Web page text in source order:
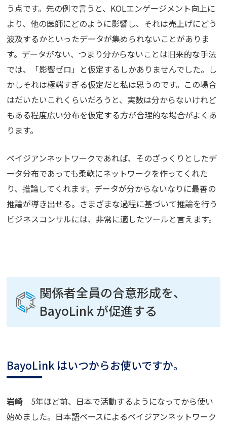
う点です。先の例で言うと、 KOLエンゲージメント向上に
より、他の医師にどのように影響し、それは売上げにどう
波及するかといったデータが集められないことがありま
す。データがない、つまり分からないことは旧来的な手法
では、「影響ゼロ」と仮定するしかありませんでした。し
かしそれは極端すぎる仮定だと私は思うのです。この場合
はだいたいこれくらいだろうと、実数は分からないけれど
もある程度広い分布を仮定する方が合理的な場合がよくあ
ります。
ベイジアンネットワークであれば、そのざっくりとしたデ
ータ分布であっても柔軟にネットワークを作ってくれた
り、推論してくれます。データが分からないなりに最善の
推論が導き出せる。さまざまな過程に基づいて推論を行う
ビジネスコンサルには、非常に適したツールと言えます。
関係者全員の合意形成を、
BayoLinkが促進する
BayoLink はいつからお使いですか。
岩崎 5年ほど前、日本で活動するようになってから使い
始めました。日本語ベースによるベイジアンネットワーク